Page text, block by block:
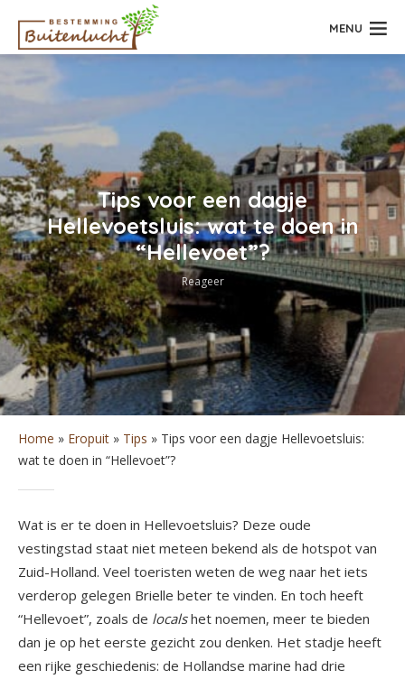
MENU
Tips voor een dagje
Hellevoetsluis: wat te doen in
“Hellevoet”?
Reageer
Home » Eropuit » Tips » Tips voor een dagje Hellevoetsluis:
wat te doen in “Hellevoet”?
Wat is er te doen in Hellevoetsluis? Deze oude
vestingstad staat niet meteen bekend als de hotspot van
Zuid-Holland. Veel toeristen weten de weg naar het iets
verderop gelegen Brielle beter te vinden. En toch heeft
“Hellevoet”, zoals de localshet noemen, meer te bieden
dan je op het eerste gezicht zou denken. Het stadje heeft
een rijke geschiedenis: de Hollandse marine had drie